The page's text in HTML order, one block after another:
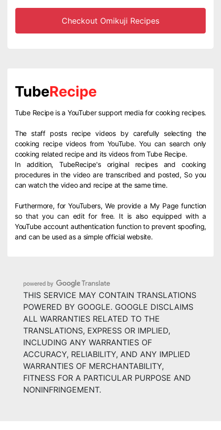
Checkout Omikuji Recipes
TubeRecipe
Tube Recipe is a YouTuber support media for cooking recipes.
The staff posts recipe videos by carefully selecting the
cooking recipe videos from YouTube. You can search only
cooking related recipe and its videos from Tube Recipe.
In addition, TubeRecipe's original recipes and cooking
procedures in the video are transcribed and posted, So you
can watch the video and recipe at the same time.
Furthermore, for YouTubers, We provide a My Page function
so that you can edit for free. It is also equipped with a
YouTube account authentication function to prevent spoofing,
and can be used as a simple official website.
THIS SERVICE MAY CONTAIN TRANSLATIONS
POWERED BY GOOGLE. GOOGLE DISCLAIMS
ALL WARRANTIES RELATED TO THE
TRANSLATIONS, EXPRESS OR IMPLIED,
INCLUDING ANY WARRANTIES OF
ACCURACY, RELIABILITY, AND ANY IMPLIED
WARRANTIES OF MERCHANTABILITY,
FITNESS FOR A PARTICULAR PURPOSE AND
NONINFRINGEMENT.